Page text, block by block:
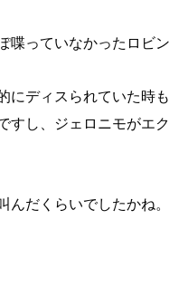
っていなかったロビン
にディスられていた時
すし、ジェロニモがエ
んだくらいでしたかね。